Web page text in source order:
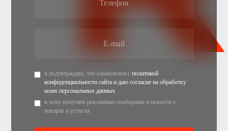
я подтверждаю, что ознакомлен сполитикой
конфиденциальности сайта и даю согласие на обработку
моих персональных данных
я хочу получать рекламные сообщения и новости о
товарах и услугах